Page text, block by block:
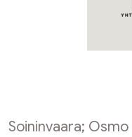
Soininvaara; Osmo